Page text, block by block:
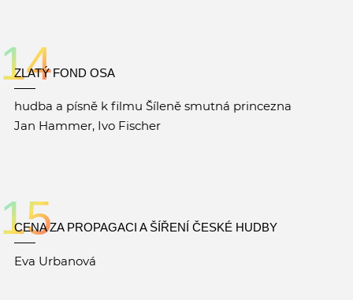
14
ZLATÝ FOND OSA
hudba a písně k filmu Šíleně smutná princezna
Jan Hammer, Ivo Fischer
15
CENA ZA PROPAGACI A ŠÍŘENÍ ČESKÉ HUDBY
Eva Urbanová